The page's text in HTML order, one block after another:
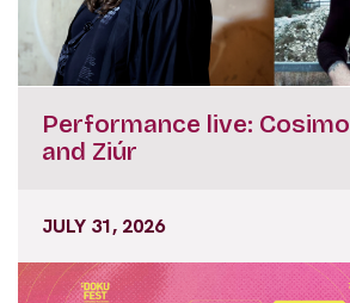
Performance live:
and Ziúr
JULY 31, 2026